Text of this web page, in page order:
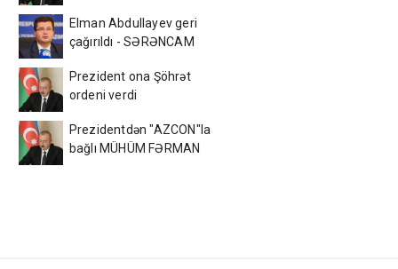
Elman Abdullayev geri
çağırıldı - SƏRƏNCAM
Prezident ona Şöhrət
ordeni verdi
Prezidentdən "AZCON"la
bağlı MÜHÜM FƏRMAN